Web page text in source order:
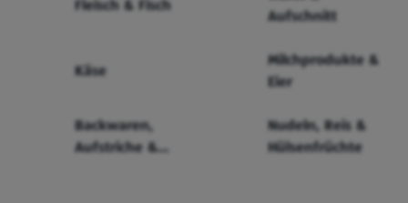
Fleisch & Fisch
Aufschnitt
Käse
Milchprodukte &
Eier
Backwaren,
Aufstriche &
Nudeln, Reis &
Hülsenfrüchte